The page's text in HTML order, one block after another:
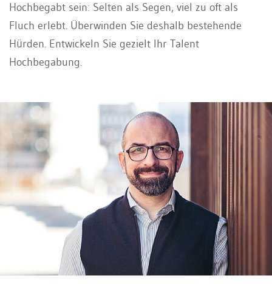
Hochbegabt sein: Selten als Segen, viel zu oft als
Fluch erlebt. Überwinden Sie deshalb bestehende
Hürden. Entwickeln Sie gezielt Ihr Talent
Hochbegabung.